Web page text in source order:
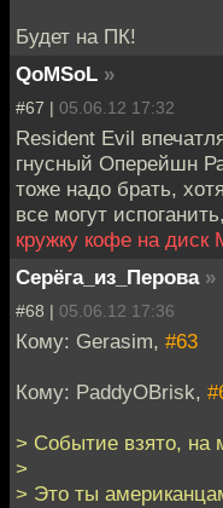
Будет на ПК!
QoMSoL »
#67 | 05.06.12 17:32
Resident Evil
гнусный Оперейшн
тоже надо брать,
все могут
кружку кофе на диск
Серёга_из_Перова »
#68 | 05.06.12 17:36
Кому: Gerasim, #63
Кому: PaddyOBrisk,
> Событие взято, на
>
> Это ты